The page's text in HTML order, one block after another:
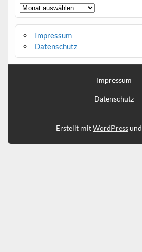
Archiv
Impressum
Datenschutz
Impressum
Datenschutz
Erstellt mitWordPressund